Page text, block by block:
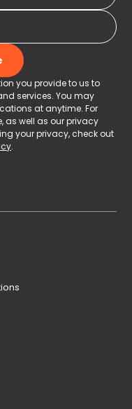
you provide to us to
services. You may
at anytime. For
as well as our privacy
your privacy, check out
.